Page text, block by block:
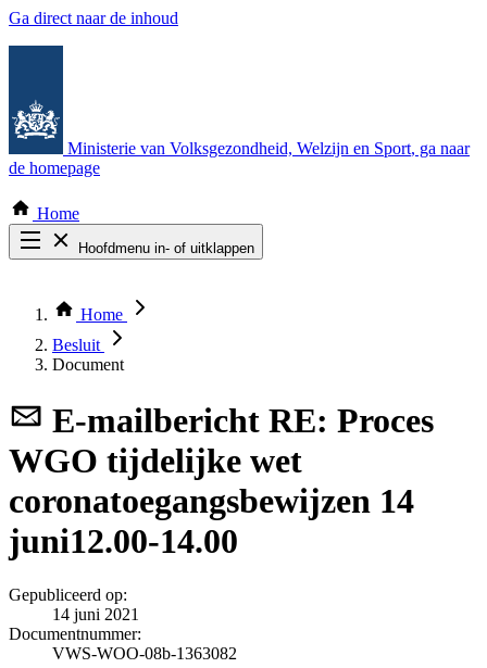
Ga direct naar de inhoud
Ministerie van Volksgezondheid, Welzijn en Sport, ga naar
de homepage
Home
Hoofdmenu in- of uitklappen
Thema COVID-19
Bekijk per bestuursorgaan
Home
Besluit
Document
E-mailbericht RE: Proces
WGO tijdelijke wet
coronatoegangsbewijzen 14
juni12.00-14.00
Gepubliceerd op:
14 juni 2021
Documentnummer:
VWS-WOO-08b-1363082